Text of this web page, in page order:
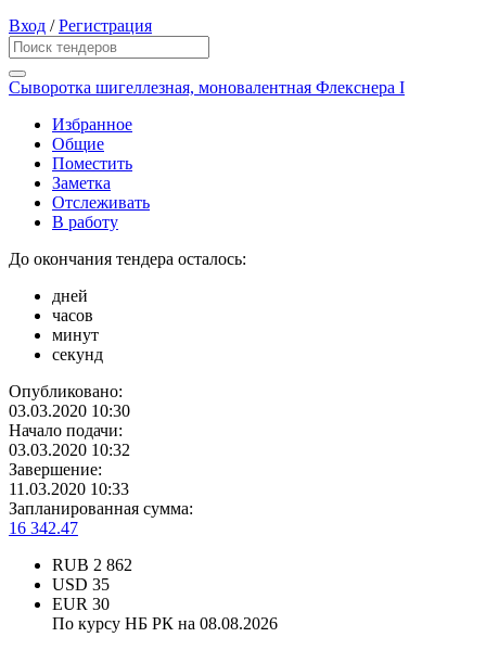
Вход /Регистрация
Сыворотка шигеллезная, моновалентная Флекснера I
Избранное
Общие
Поместить
Заметка
Отслеживать
В работу
До окончания тендера осталось:
дней
часов
минут
секунд
Опубликовано:
03.03.2020 10:30
Начало подачи:
03.03.2020 10:32
Завершение:
11.03.2020 10:33
Запланированная сумма:
16 342.47
RUB 2 862
USD 35
EUR 30
По курсу НБ РК на 08.08.2026